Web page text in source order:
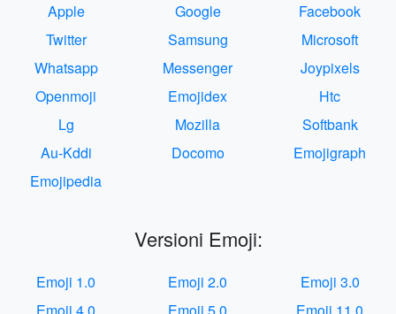
Apple Google
Facebook
Twitter
Samsung
Microsoft
Whatsapp
Messenger
Joypixels
Openmoji
Emojidex
Htc
Lg
Mozilla
Softbank
Au-Kddi
Docomo
Emojigraph
Emojipedia
Versioni Emoji:
Emoji 1.0 Emoji 2.0
Emoji 3.0